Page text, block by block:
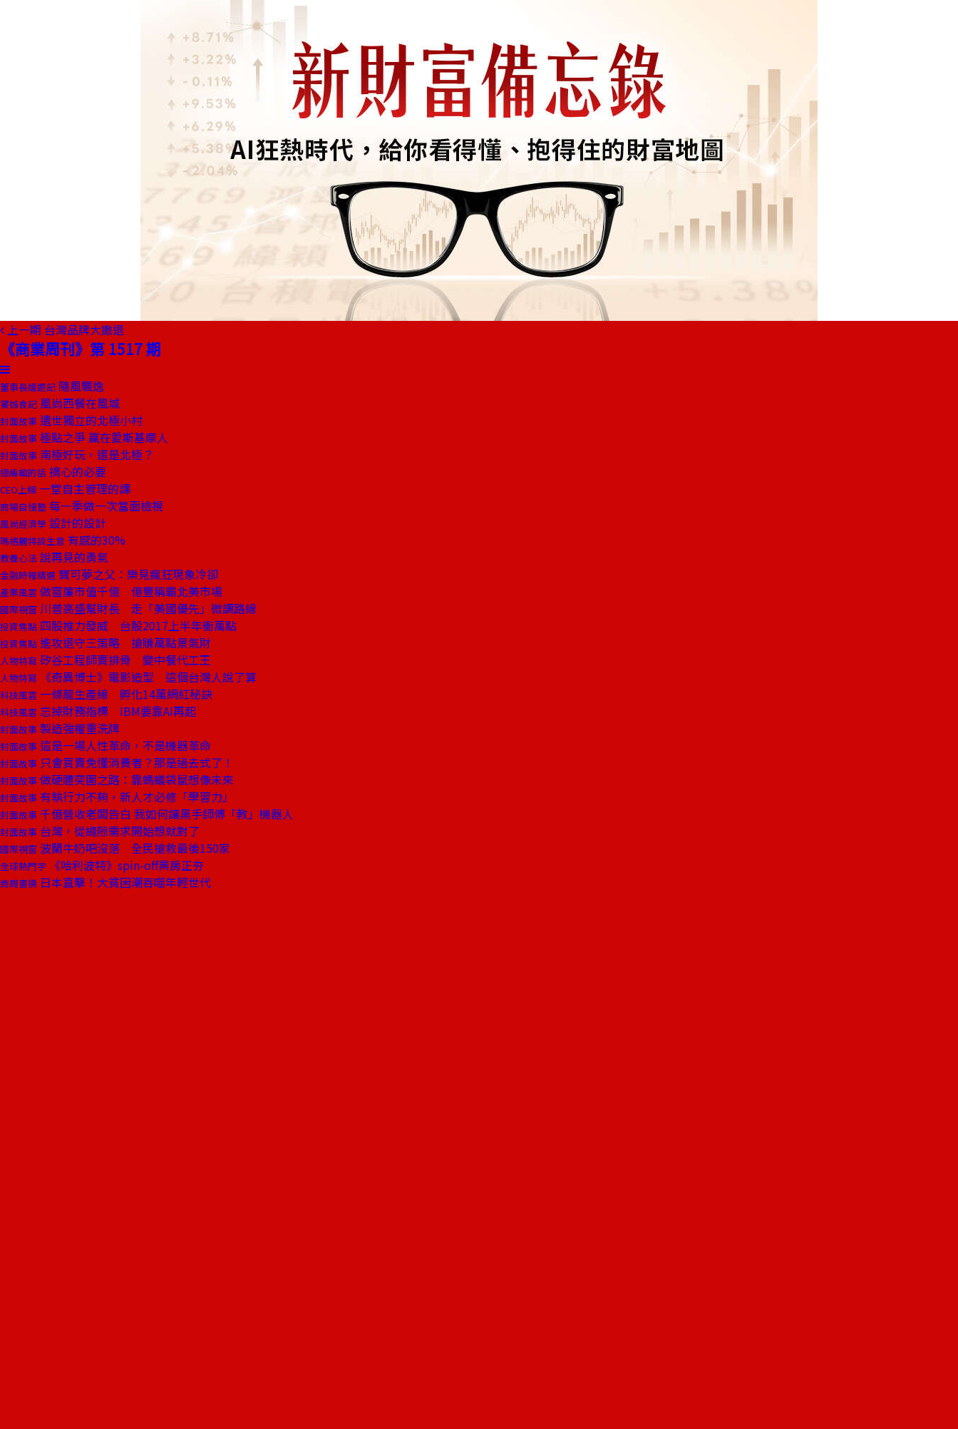
上一期 台灣品牌大撤退
《商業周刊》第 1517 期
董事長嬉遊記 隨風飄逸
饕姊食記 風尚西餐在風城
封面故事 遺世獨立的北極小村
封面故事 極點之爭 贏在愛斯基摩人
封面故事 南極好玩，還是北極？
總編輯的話 摘心的必要
CEO上線 一堂自主管理的課
商場自慢塾 每一季做一次當面檢視
風尚經濟學 設計的設計
瑪格麗特談生意 有感的30%
教養心法 說再見的勇氣
金融時報精選 寶可夢之父：樂見瘋狂現象冷卻
產業風雲 做窗簾市值千億 億豐稱霸北美市場
國際視窗 川普高盛幫財長 走「美國優先」微調路線
投資焦點 四股推力發威 台股2017上半年衝萬點
投資焦點 進攻退守三策略 搶賺萬點景氣財
人物特寫 矽谷工程師賣排骨 變中餐代工王
人物特寫 《奇異博士》電影造型 這個台灣人說了算
科技風雲 一條龍生產線 孵化14萬網紅秘訣
科技風雲 忘掉財務指標 IBM要靠AI再起
封面故事 製造強權重洗牌
封面故事 這是一場人性革命，不是機器革命
封面故事 只會買賣免懂消費者？那是過去式了！
封面故事 做硬體突圍之路：靠螞蟻袋鼠想像未來
封面故事 有執行力不夠，新人才必修「學習力」
封面故事 千億營收老闆告白 我如何讓黑手師傅「教」機器人
封面故事 台灣，從縫隙需求開始想就對了
國際視窗 波蘭牛奶吧沒落 全民搶救最後150家
全球熱門字 《哈利波特》spin-off票房正夯
商周書摘 日本直擊！大貧困潮吞噬年輕世代